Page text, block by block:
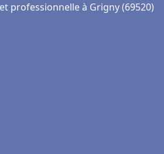
professionnelle à Grigny (69520)